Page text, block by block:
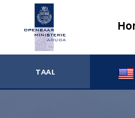
content
TAAL